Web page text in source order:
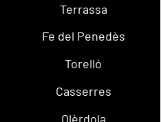
Terrassa
Fe del Penedès
Torelló
Casserres
Olèrdola